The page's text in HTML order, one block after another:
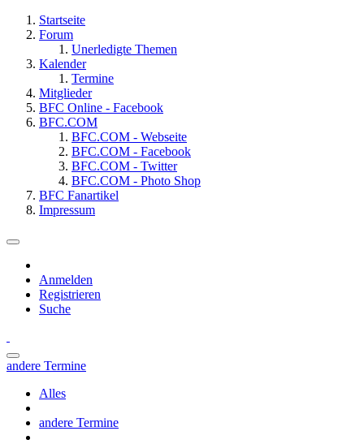
Startseite
Forum
Unerledigte Themen
Kalender
Termine
Mitglieder
BFC Online - Facebook
BFC.COM
BFC.COM - Webseite
BFC.COM - Facebook
BFC.COM - Twitter
BFC.COM - Photo Shop
BFC Fanartikel
Impressum
Anmelden
Registrieren
Suche
andere Termine
Alles
andere Termine